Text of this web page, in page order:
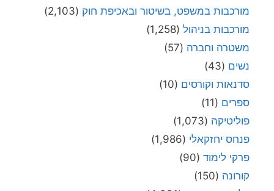
מורכבות במשפט, בשיטור ובאכיפת חוק (2,103)
מורכבות בניהול (1,258)
משטרה וחברה (57)
נשים (43)
סדנאות וקורסים (10)
ספרים (11)
פוליטיקה (1,073)
פנחס יחזקאלי (1,986)
פרקי לימוד (90)
קורונה (150)